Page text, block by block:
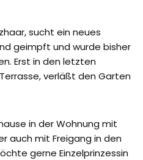
sucht ein neues
geimpft und wurde bisher
Erst in den letzten
verläßt den Garten
in der Wohnung mit
auch mit Freigang in den
gerne Einzelprinzessin